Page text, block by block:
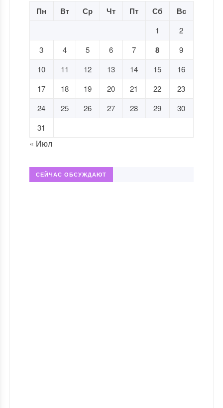
Пн Вт Ср Чт Пт Сб Вс
1
2
3
4 5 6 7 8
9
10
11 12 13 14 15
16
17
18 19 20 21 22
23
24
25 26 27 28 29
30
31
« Июл
СЕЙЧАС ОБСУЖДАЮТ